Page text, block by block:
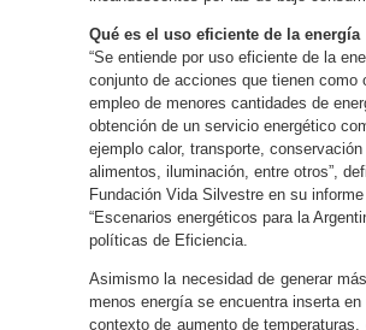
Qué es el uso eficiente de la energía
“Se entiende por uso eficiente de la
conjunto de acciones que tienen como
empleo de menores cantidades de
obtención de un servicio energético
ejemplo calor, transporte, conservación
alimentos, iluminación, entre otros”,
Fundación Vida Silvestre en su informe
“Escenarios energéticos para la
políticas de Eficiencia.
Asimismo la necesidad de generar
menos energía se encuentra inserta en
contexto de aumento de temperaturas,